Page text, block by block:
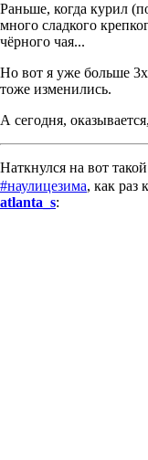
Раньше, когда курил
много сладкого
чёрного чая...
Но вот я уже больше
тоже изменились.
А сегодня,
Наткнулся на вот
#наулицезима, как раз
atlanta_s: